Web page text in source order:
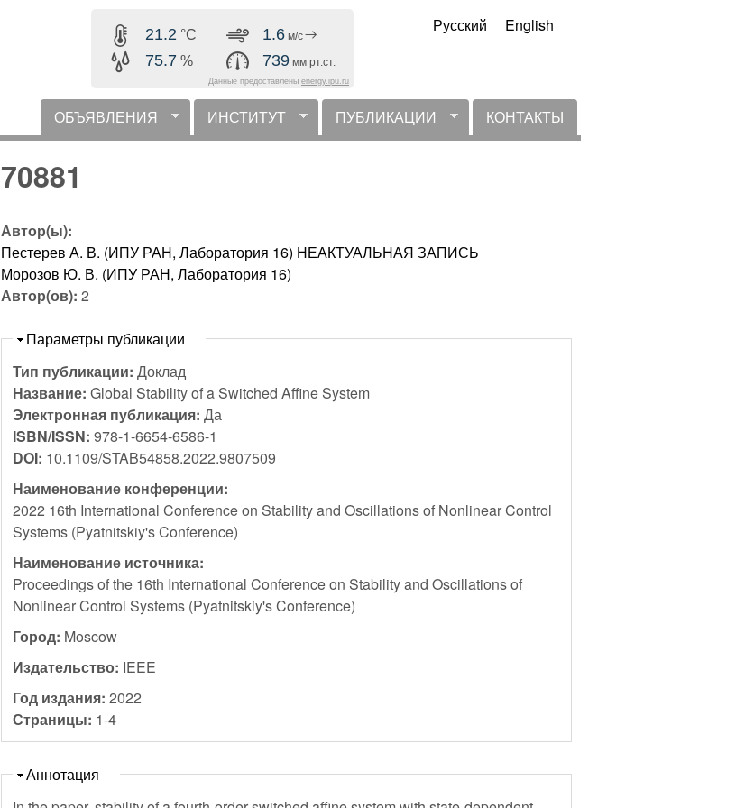
содержанию
21.2 °C
75.7 %
1.6 м/с
739 мм рт.ст.
Данные предоставлены energy.ipu.ru
Русский English
горизонтальное меню
ОБЪЯВЛЕНИЯ ИНСТИТУТ ПУБЛИКАЦИИ КОНТАКТЫ
70881
Автор(ы):
Пестерев А. В. (ИПУ РАН, Лаборатория 16) НЕАКТУАЛЬНАЯ ЗАПИСЬ
Морозов Ю. В. (ИПУ РАН, Лаборатория 16)
Автор(ов):2
Скрыть
Параметры публикации
Тип публикации:Доклад
Название:Global Stability of a Switched Affine System
Электронная публикация:Да
ISBN/ISSN:978-1-6654-6586-1
DOI: 10.1109/STAB54858.2022.9807509
Наименование конференции:
2022 16th International Conference on Stability and Oscillations of Nonlinear Control
Systems (Pyatnitskiy's Conference)
Наименование источника:
Proceedings of the 16th International Conference on Stability and Oscillations of
Nonlinear Control Systems (Pyatnitskiy's Conference)
Город: Moscow
Издательство: IEEE
Год издания:2022
Страницы: 1-4
Скрыть
Аннотация